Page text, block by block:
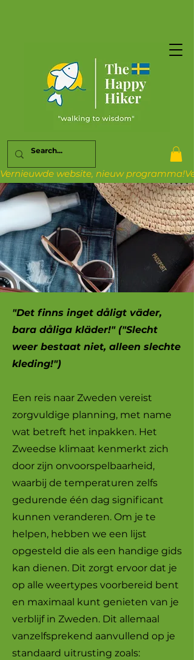
Vernieuwde website, nieuw programma!
"Det finns inget dåligt väder,
bara dåliga kläder!" ("Slecht
weer bestaat niet, alleen slechte
kleding!")
Een reis naar Zweden vereist
zorgvuldige planning, met name
wat betreft het inpakken. Het
Zweedse klimaat kenmerkt zich
door zijn onvoorspelbaarheid,
waarbij de temperaturen zelfs
gedurende één dag significant
kunnen veranderen. Om je te
helpen, hebben we een lijst
opgesteld die als een handige gids
kan dienen. Dit zorgt ervoor dat je
op alle weertypes voorbereid bent
en maximaal kunt genieten van je
verblijf in Zweden. Dit allemaal
vanzelfsprekend aanvullend op je
standaard uitrusting zoals: